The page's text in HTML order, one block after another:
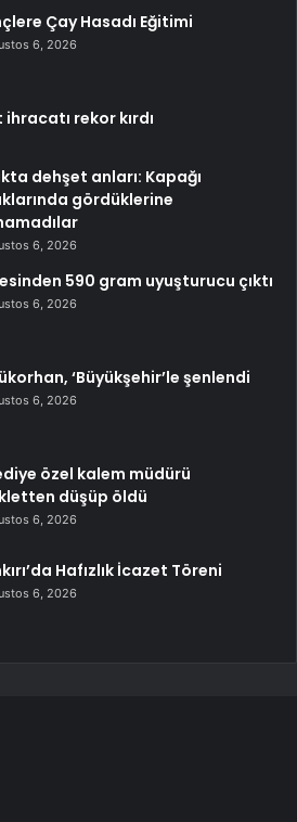
Çay Hasadı Eğitimi
6, 2026
ihracatı rekor kırdı
dehşet anları: Kapağı
gördüklerine
6, 2026
590 gram uyuşturucu çıktı
6, 2026
‘Büyükşehir’le şenlendi
6, 2026
özel kalem müdürü
düşüp öldü
6, 2026
Hafızlık İcazet Töreni
6, 2026